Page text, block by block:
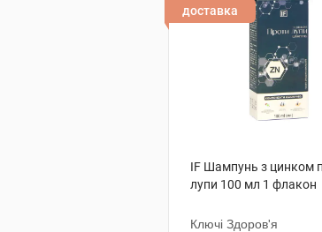
доставка
IF Шампунь з цинком
лупи 100 мл 1 флакон
Ключі Здоров'я